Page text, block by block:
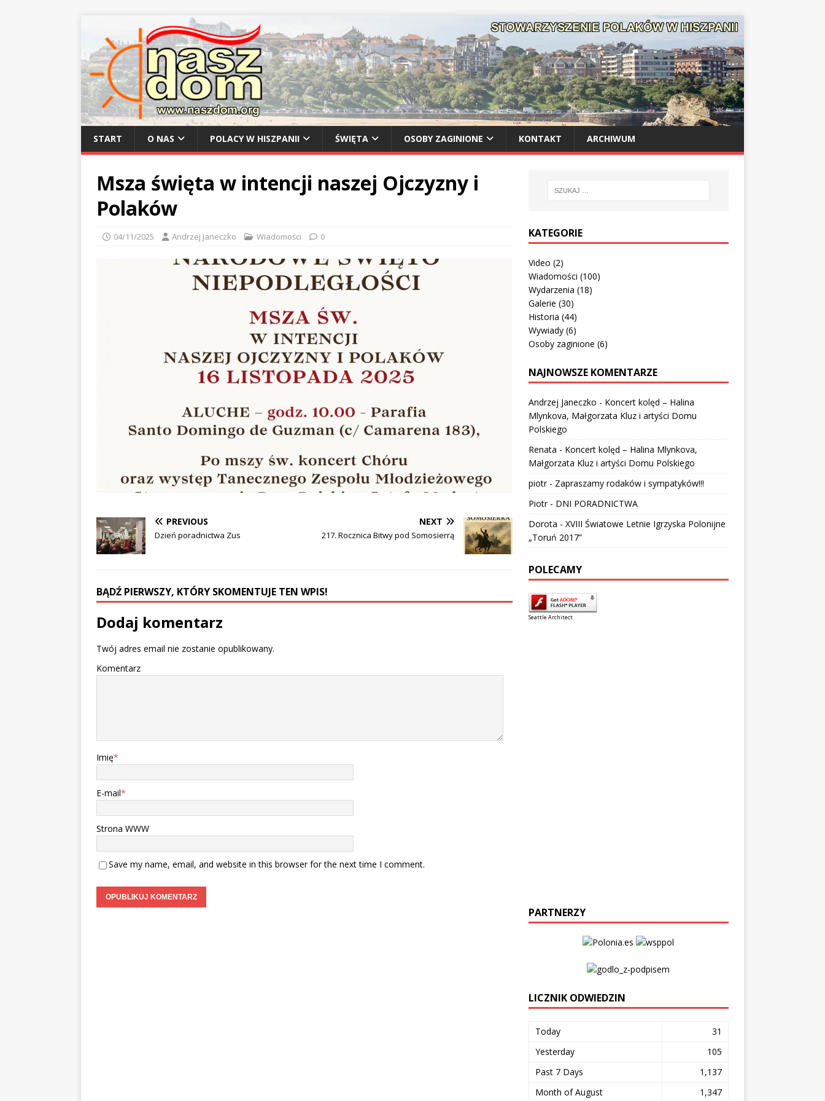
START O NAS POLACY W HISZPANII ŚWIĘTA OSOBY ZAGINIONE KONTAKT ARCHIWUM
Msza święta w intencji naszej Ojczyzny i
Polaków
04/11/2025 Andrzej Janeczko Wiadomości 0
PREVIOUS
Dzień poradnictwa Zus
NEXT
217. Rocznica Bitwy pod Somosierrą
BĄDŹ PIERWSZY, KTÓRY SKOMENTUJE TEN WPIS!
Dodaj komentarz
Twój adres email nie zostanie opublikowany.
Komentarz
Imię*
E-mail*
Strona WWW
Save my name, email, and website in this browser for the next time I comment.
KATEGORIE
Video (2)
Wiadomości (100)
Wydarzenia (18)
Galerie (30)
Historia (44)
Wywiady(6)
Osoby zaginione (6)
NAJNOWSZE KOMENTARZE
Andrzej Janeczko - Koncert kolęd – Halina
Mlynkova, Małgorzata Kluz i artyści Domu
Polskiego
Renata - Koncert kolęd – Halina Mlynkova,
Małgorzata Kluz i artyści Domu Polskiego
piotr- Zapraszamy rodaków i sympatyków!!!
Piotr- DNI PORADNICTWA
Dorota - XVIII Światowe Letnie Igrzyska Polonijne
„Toruń 2017”
POLECAMY
Seattle Architect
PARTNERZY
LICZNIK ODWIEDZIN
Today
31
Yesterday
105
Past 7 Days
1,137
Month of August
1,347